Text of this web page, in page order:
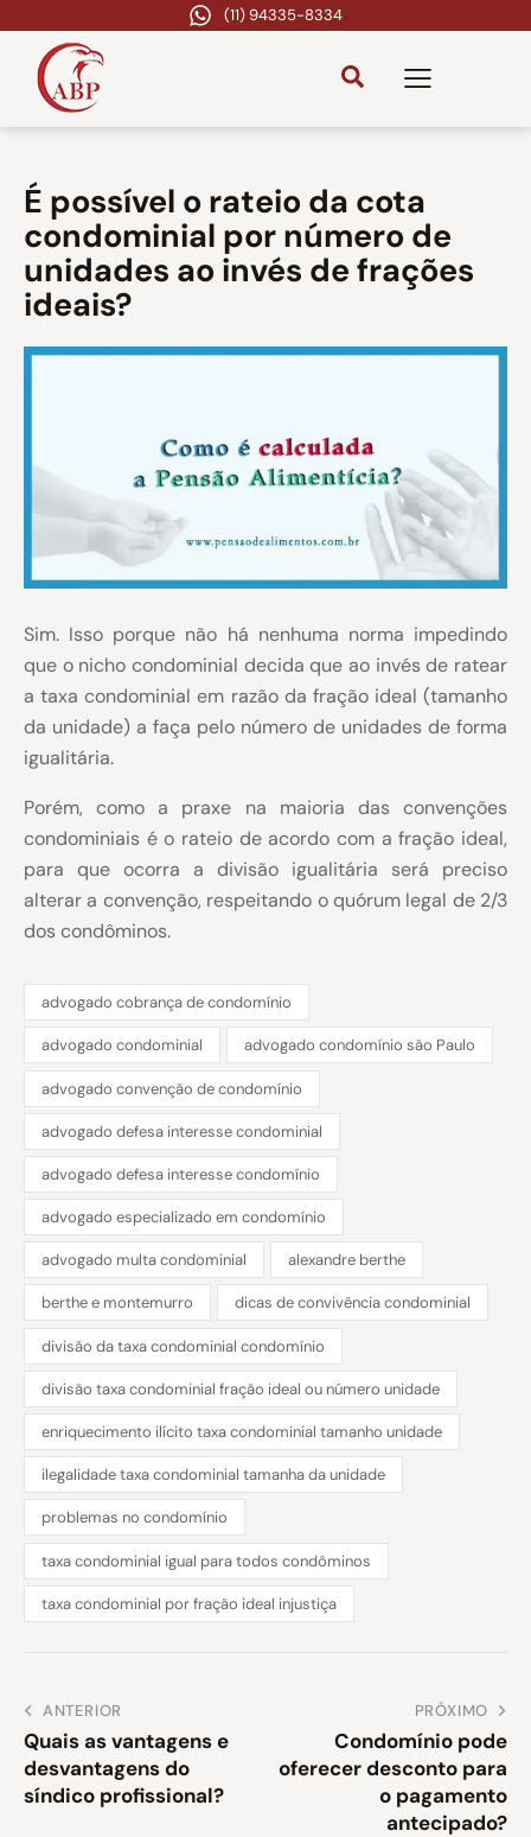
(11) 94335-8334
É possível o rateio da cota
condominial por número de
unidades ao invés de frações
ideais?
Sim. Isso porque não há nenhuma norma impedindo
que o nicho condominial decida que ao invés de ratear
a taxa condominial em razão da fração ideal (tamanho
da unidade) a faça pelo número de unidades de forma
igualitária.
Porém, como a praxe na maioria das convenções
condominiais é o rateio de acordo com a fração ideal,
para que ocorra a divisão igualitária será preciso
alterar a convenção, respeitando o quórum legal de 2/3
dos condôminos.
advogado cobrança de condomínio
advogado condominial advogado condomínio são Paulo
advogado convenção de condomínio
advogado defesa interesse condominial
advogado defesa interesse condomínio
advogado especializado em condomínio
advogado multa condominial alexandre berthe
berthe e montemurro dicas de convivência condominial
divisão da taxa condominial condomínio
divisão taxa condominial fração ideal ou número unidade
enriquecimento ilícito taxa condominial tamanho unidade
ilegalidade taxa condominial tamanha da unidade
problemas no condomínio
taxa condominial igual para todos condôminos
taxa condominial por fração ideal injustiça
ANTERIOR
Quais as vantagens e
desvantagens do
síndico profissional?
PRÓXIMO
Condomínio pode
oferecer desconto para
o pagamento
antecipado?